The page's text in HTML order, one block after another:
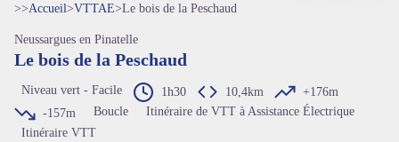
Voir l'image en plein écran
>>Accueil>VTTAE>Le bois de la Peschaud
Neussargues en Pinatelle
Le bois de la Peschaud
Niveau vert - Facile 1h30 10,4km
+176m
-157m
Boucle
Itinéraire de VTT à Assistance Électrique
Itinéraire VTT